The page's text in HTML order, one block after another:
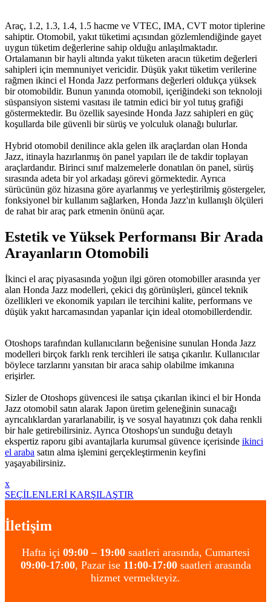
Araç, 1.2, 1.3, 1.4, 1.5 hacme ve VTEC, IMA, CVT motor tiplerine
sahiptir. Otomobil, yakıt tüketimi açısından gözlemlendiğinde gayet
uygun tüketim değerlerine sahip olduğu anlaşılmaktadır.
Ortalamanın bir hayli altında yakıt tüketen aracın tüketim değerleri
sahipleri için memnuniyet vericidir. Düşük yakıt tüketim verilerine
rağmen ikinci el Honda Jazz performans değerleri oldukça yüksek
bir otomobildir. Bunun yanında otomobil, içeriğindeki son teknoloji
süspansiyon sistemi vasıtası ile tatmin edici bir yol tutuş grafiği
göstermektedir. Bu özellik sayesinde Honda Jazz sahipleri en güç
koşullarda bile güvenli bir sürüş ve yolculuk olanağı bulurlar.
Hybrid otomobil denilince akla gelen ilk araçlardan olan Honda
Jazz, itinayla hazırlanmış ön panel yapıları ile de takdir toplayan
araçlardandır. Birinci sınıf malzemelerle donatılan ön panel, sürüş
sırasında adeta bir yol arkadaşı görevi görmektedir. Ayrıca
sürücünün göz hizasına göre ayarlanmış ve yerleştirilmiş göstergeler,
fonksiyonel bir kullanım sağlarken, Honda Jazz'ın kullanışlı ölçüleri
de rahat bir araç park etmenin önünü açar.
Estetik ve Yüksek Performansı Bir Arada
Arayanların Otomobili
İkinci el araç piyasasında yoğun ilgi gören otomobiller arasında yer
alan Honda Jazz modelleri, çekici dış görünüşleri, güncel teknik
özellikleri ve ekonomik yapıları ile tercihini kalite, performans ve
düşük yakıt harcamasından yapanlar için ideal otomobillerdendir.
Otoshops tarafından kullanıcıların beğenisine sunulan Honda Jazz
modelleri birçok farklı renk tercihleri ile satışa çıkarılır. Kullanıcılar
böylece tarzlarını yansıtan bir araca sahip olabilme imkanına
erişirler.
Sizler de Otoshops güvencesi ile satışa çıkarılan ikinci el bir Honda
Jazz otomobil satın alarak Japon üretim geleneğinin sunacağı
ayrıcalıklardan yararlanabilir, iş ve sosyal hayatınızı çok daha renkli
bir hale getirebilirsiniz. Ayrıca Otoshops'un sunduğu detaylı
ekspertiz raporu gibi avantajlarla kurumsal güvence içerisinde ikinci
el araba satın alma işlemini gerçekleştirmenin keyfini
yaşayabilirsiniz.
x
SEÇİLENLERİ KARŞILAŞTIR
İletişim
Hafta içi 09:00 – 19:00saatleri arasında, Cumartesi
09:00-17:00, Pazar ise 11:00-17:00saatleri arasında
hizmet vermekteyiz.